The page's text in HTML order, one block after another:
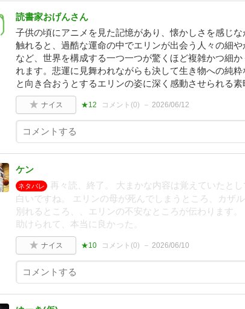
読書家おげんさん
子供の頃にアニメを見た記憶があり、懐かしさを感じ
触れると、過酷な運命の中でエリンが出会う人々の細
など、世界を構成する一つ一つが驚くほど複雑かつ細
れます。悲運に見舞われながらも決して生き物への純
と向き合おうとするエリンの姿に深く感動させられる素
ナイス ★12 コメント(0) 2026/06/12
ケン
ネタバレ
再々読、終了。 大まかな内容は覚えていたと
白いですね。 エリンの母が死んでしまうところ、カザ
別れるところ、、エリンの不安なところが伝わります
助けられて、本当に良かった。
ナイス ★10 コメント(0) 2026/06/10